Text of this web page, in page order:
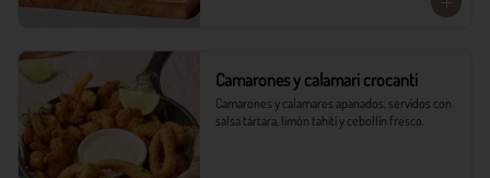
Camarones y calamari crocanti
Camarones y calamares apanados, servidos con
salsa tártara, limón tahití y cebollín fresco.